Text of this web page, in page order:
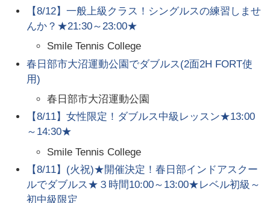
【8/12】一般上級クラス！シングルスの練習しませ
んか？★21:30～23:00★
Smile Tennis College
春日部市大沼運動公園でダブルス(2面2H FORT使
用)
春日部市大沼運動公園
【8/11】女性限定！ダブルス中級レッスン★13:00
～14:30★
Smile Tennis College
【8/11】(火祝)★開催決定！春日部インドアスクー
ルでダブルス★３時間10:00～13:00★レベル初級～
初中級限定